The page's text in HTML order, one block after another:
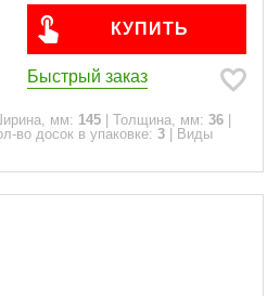
КУПИТЬ
Быстрый заказ
мм: 145 Толщина, мм: 36
во досок в упаковке: 3
Виды